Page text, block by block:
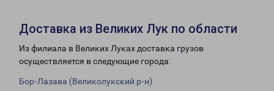
Доставка из Великих Лук по области
Из филиала в Великих Луках доставка грузов
осуществляется в следующие города:
Бор-Лазава (Великолукский р-н)